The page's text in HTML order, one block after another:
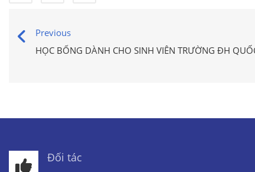
Previous
HỌC BỔNG DÀNH CHO SINH VIÊN TRƯỜNG ĐH
Đối tác